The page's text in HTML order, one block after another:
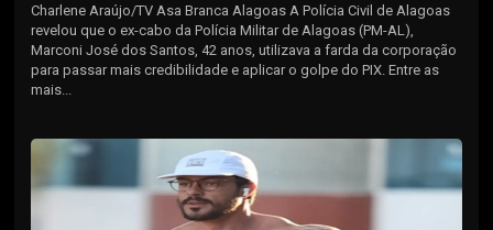
Charlene Araújo/TV Asa Branca Alagoas A Polícia Civil de Alagoas
revelou que o ex-cabo da Polícia Militar de Alagoas (PM-AL),
Marconi José dos Santos, 42 anos, utilizava a farda da corporação
para passar mais credibilidade e aplicar o golpe do PIX. Entre as
mais...